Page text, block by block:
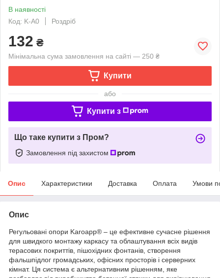
В наявності
Код: K-A0
Роздріб
132 ₴
Мінімальна сума замовлення на сайті — 250 ₴
Купити
або
Купити з
Що таке купити з Пром?
Замовлення під захистом
Опис Характеристики Доставка Оплата Умови
Опис
Регульовані опори Karoapp® – це ефективне сучасне рішення
для швидкого монтажу каркасу та облаштування всіх видів
терасових покриттів, пішохідних фонтанів, створення
фальшпідлог громадських, офісних просторів і серверних
кімнат. Ця система є альтернативним рішенням, яке